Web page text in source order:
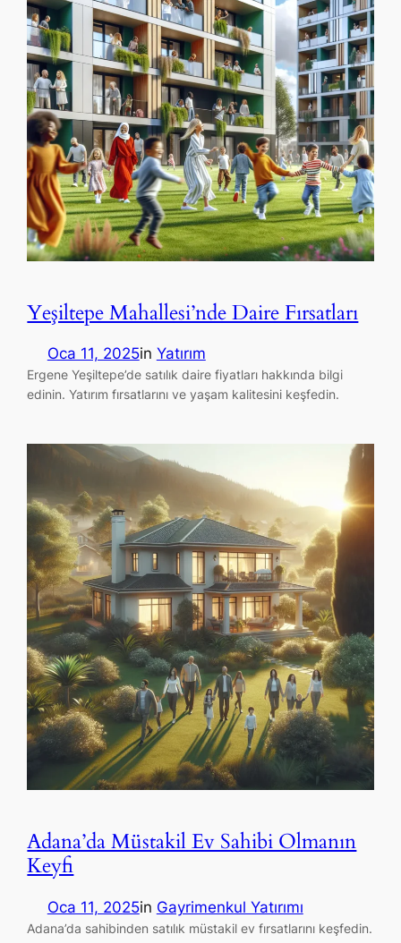
Yeşiltepe Mahallesi’nde Daire Fırsatları
Oca 11, 2025in Yatırım
Ergene Yeşiltepe’de satılık daire fiyatları hakkında bilgi
edinin. Yatırım fırsatlarını ve yaşam kalitesini keşfedin.
Adana’da Müstakil Ev Sahibi Olmanın
Keyfi
Oca 11, 2025in Gayrimenkul Yatırımı
Adana’da sahibinden satılık müstakil ev fırsatlarını keşfedin.